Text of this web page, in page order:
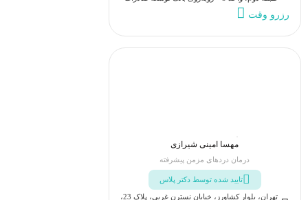
رزرو وقت
مهسا امینی شیرازی
درمان دردهای مزمن پیشرفته
تایید شده توسط دکتر پلاس
تهران، بلوار کشاورز، خیابان نسترن غربی، پلاک 23،